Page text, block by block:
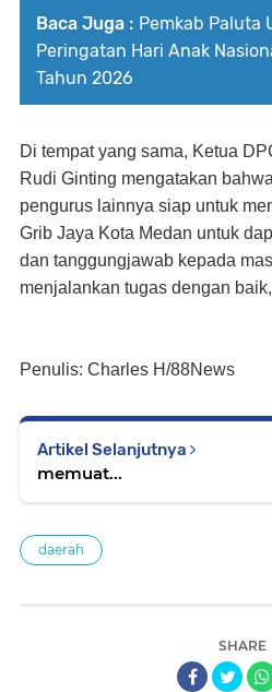
Baca Juga : Pemkab Paluta
Peringatan Hari Anak
Tahun 2026
Di tempat yang sama, Ketua
Rudi Ginting mengatakan
pengurus lainnya siap untuk
Grib Jaya Kota Medan untuk
dan tanggungjawab kepada
menjalankan tugas dengan
Penulis: Charles H/88News
Artikel Selanjutnya
memuat...
daerah
SHARE